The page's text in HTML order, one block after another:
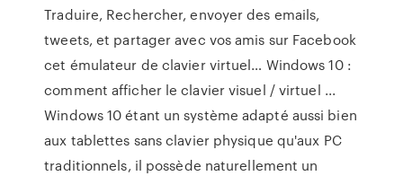
Traduire, Rechercher, envoyer des emails,
tweets, et partager avec vos amis sur Facebook
cet émulateur de clavier virtuel… Windows 10 :
comment afficher le clavier visuel / virtuel ...
Windows 10 étant un système adapté aussi bien
aux tablettes sans clavier physique qu'aux PC
traditionnels, il possède naturellement un